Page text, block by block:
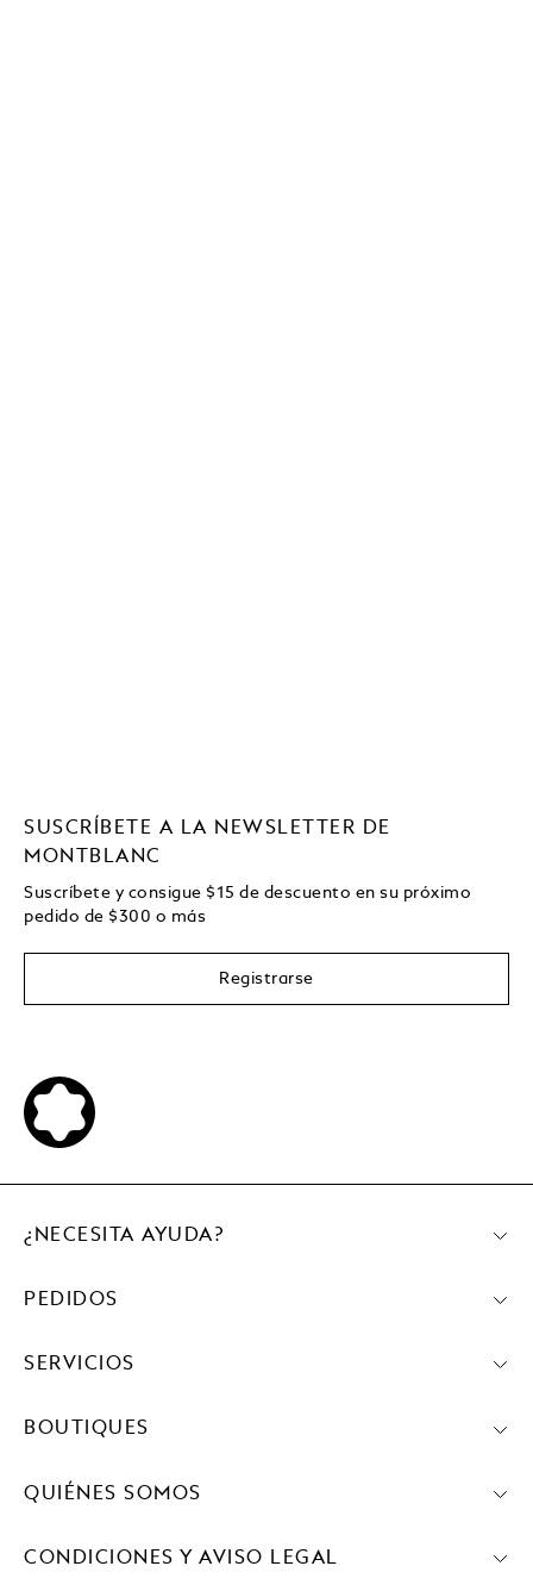
SUSCRÍBETE A LA NEWSLETTER DE
MONTBLANC
Suscríbete y consigue $15 de descuento en su próximo
pedido de $300 o más
Registrarse
¿NECESITA AYUDA?
PEDIDOS
SERVICIOS
BOUTIQUES
QUIÉNES SOMOS
CONDICIONES Y AVISO LEGAL